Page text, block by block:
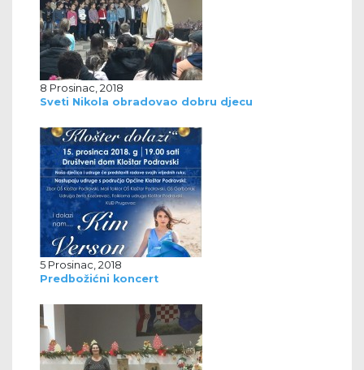
8 Prosinac, 2018
Sveti Nikola obradovao dobru djecu
5 Prosinac, 2018
Predbožićni koncert